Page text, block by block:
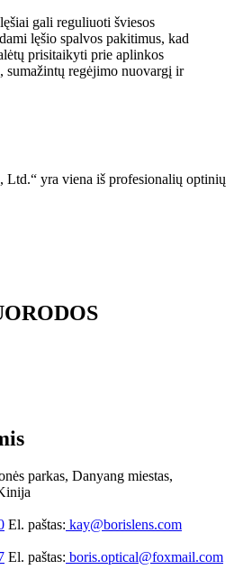
gali reguliuoti šviesos
lęšio spalvos pakitimus, kad
prisitaikyti prie aplinkos
sumažintų regėjimo nuovargį ir
Ltd.“ yra viena iš profesionalių optinių
parkas, Danyang miestas,
El. paštas: kay@borislens.com
El. paštas: boris.optical@foxmail.com